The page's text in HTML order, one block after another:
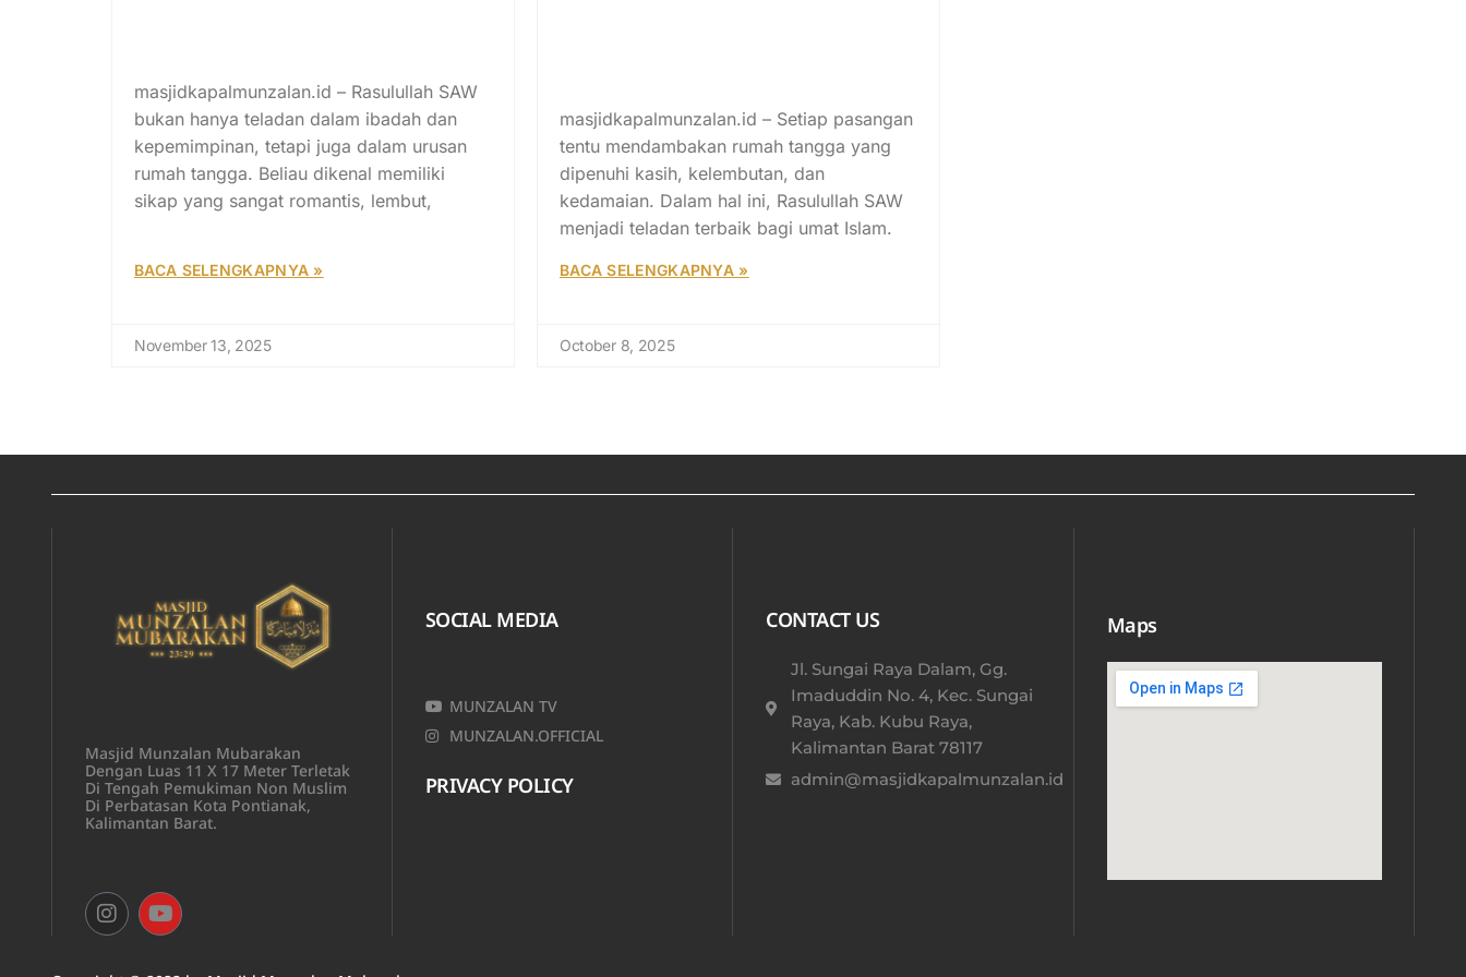
masjidkapalmunzalan.id – Rasulullah SAW
bukan hanya teladan dalam ibadah dan
kepemimpinan, tetapi juga dalam urusan
rumah tangga. Beliau dikenal memiliki
sikap yang sangat romantis, lembut,
BACA SELENGKAPNYA »
November 13, 2025
masjidkapalmunzalan.id – Setiap pasangan
tentu mendambakan rumah tangga yang
dipenuhi kasih, kelembutan, dan
kedamaian. Dalam hal ini, Rasulullah SAW
menjadi teladan terbaik bagi umat Islam.
BACA SELENGKAPNYA »
October 8, 2025
Masjid Munzalan Mubarakan
Dengan Luas 11 X 17 Meter Terletak
Di Tengah Pemukiman Non Muslim
Di Perbatasan Kota Pontianak,
Kalimantan Barat.
SOCIAL MEDIA
MUNZALAN TV
MUNZALAN.OFFICIAL
PRIVACY POLICY
CONTACT US
Jl. Sungai Raya Dalam, Gg.
Imaduddin No. 4, Kec. Sungai
Raya, Kab. Kubu Raya,
Kalimantan Barat 78117​
admin@masjidkapalmunzalan.id
Maps